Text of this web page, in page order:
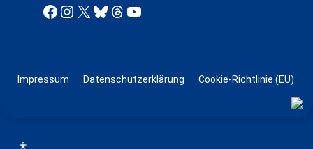
Facebook
Instagram
X Bluesky
Threads
YouTube
Impressum Datenschutzerklärung Cookie-Richtlinie (EU)